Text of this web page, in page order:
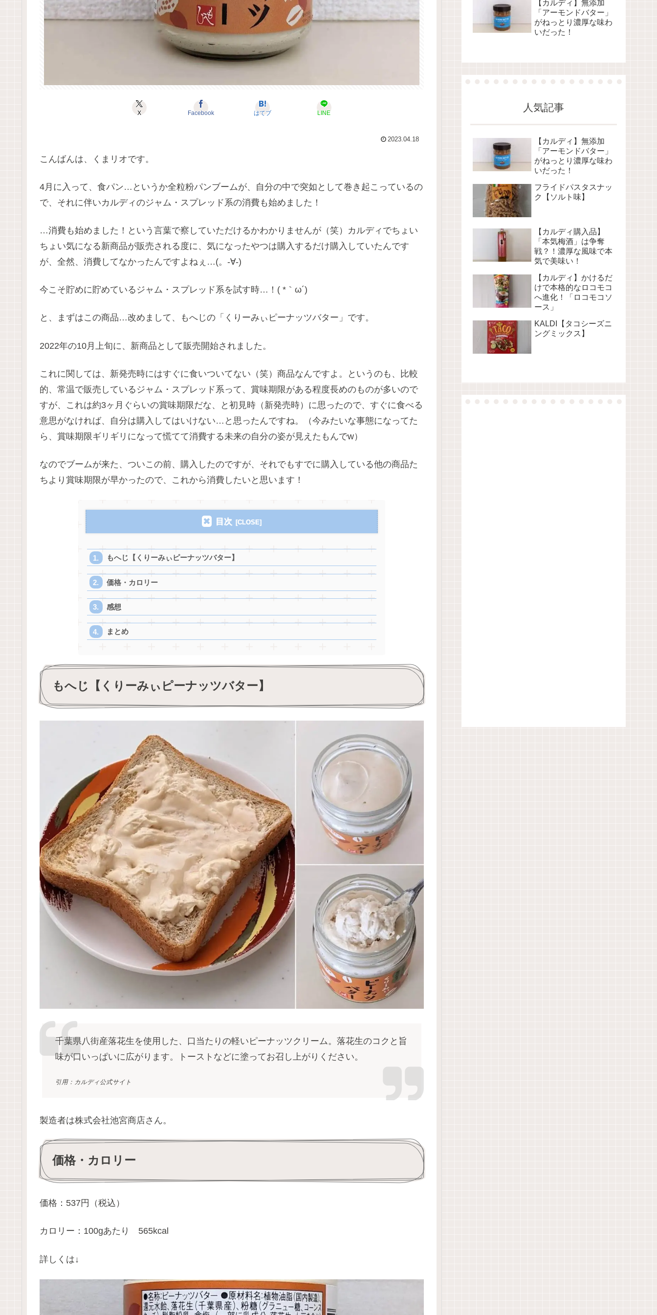
X Facebook はてブ LINE
2023.04.18
こんばんは、くまリオです。
4月に入って、食パン…というか全粒粉パンブームが、自分の中で突如として巻き起こっているの
で、それに伴いカルディのジャム・スプレッド系の消費も始めました！
…消費も始めました！という言葉で察していただけるかわかりませんが（笑）カルディでちょい
ちょい気になる新商品が販売される度に、気になったやつは購入するだけ購入していたんです
が、全然、消費してなかったんですよねぇ…(。-∀-)
今こそ貯めに貯めているジャム・スプレッド系を試す時…！( *｀ω´)
と、まずはこの商品…改めまして、もへじの「くりーみぃピーナッツバター」です。
2022年の10月上旬に、新商品として販売開始されました。
これに関しては、新発売時にはすぐに食いついてない（笑）商品なんですよ。というのも、比較
的、常温で販売しているジャム・スプレッド系って、賞味期限がある程度長めのものが多いので
すが、これは約3ヶ月ぐらいの賞味期限だな、と初見時（新発売時）に思ったので、すぐに食べる
意思がなければ、自分は購入してはいけない…と思ったんですね。（今みたいな事態になってた
ら、賞味期限ギリギリになって慌てて消費する未来の自分の姿が見えたもんでw）
なのでブームが来た、ついこの前、購入したのですが、それでもすでに購入している他の商品た
ちより賞味期限が早かったので、これから消費したいと思います！
目次
もへじ【くりーみぃピーナッツバター】
価格・カロリー
感想
まとめ
もへじ【くりーみぃピーナッツバター】
千葉県八街産落花生を使用した、口当たりの軽いピーナッツクリーム。落花生のコクと旨
味が口いっぱいに広がります。トーストなどに塗ってお召し上がりください。
引用：カルディ公式サイト
製造者は株式会社池宮商店さん。
価格・カロリー
価格：537円（税込）
カロリー：100gあたり 565kcal
詳しくは↓
【カルディ】無添加
「アーモンドバター」
がねっとり濃厚な味わ
いだった！
人気記事
【カルディ】無添加
「アーモンドバター」
がねっとり濃厚な味わ
いだった！
フライドパスタスナッ
ク【ソルト味】
【カルディ購入品】
「本気梅酒」は争奪
戦？！濃厚な風味で本
気で美味い！
【カルディ】かけるだ
けで本格的なロコモコ
へ進化！「ロコモコソ
ース」
KALDI【タコシーズニ
ングミックス】